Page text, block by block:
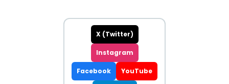
X (Twitter)
Instagram
Facebook YouTube